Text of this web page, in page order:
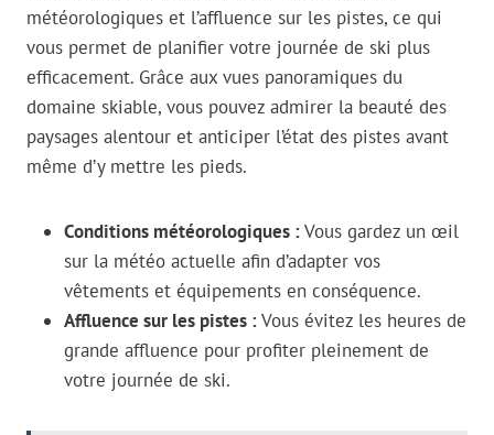
météorologiques et l’affluence sur les pistes, ce qui
vous permet de planifier votre journée de ski plus
efficacement. Grâce aux vues panoramiques du
domaine skiable, vous pouvez admirer la beauté des
paysages alentour et anticiper l’état des pistes avant
même d’y mettre les pieds.
Conditions météorologiques :Vous gardez un œil
sur la météo actuelle afin d’adapter vos
vêtements et équipements en conséquence.
Affluence sur les pistes :Vous évitez les heures de
grande affluence pour profiter pleinement de
votre journée de ski.